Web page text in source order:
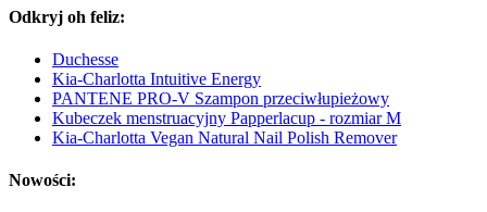
Odkryj oh feliz:
Duchesse
Kia-Charlotta Intuitive Energy
PANTENE PRO-V Szampon przeciwłupieżowy
Kubeczek menstruacyjny Papperlacup - rozmiar M
Kia-Charlotta Vegan Natural Nail Polish Remover
Nowości: